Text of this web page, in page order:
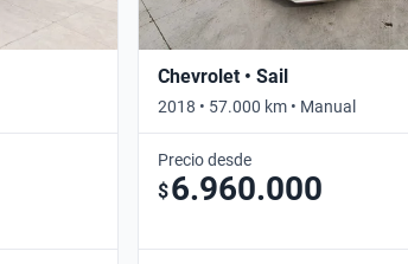
Chevrolet • Sail
2018 • 57.000 km • Manual
Precio desde
$6.960.000